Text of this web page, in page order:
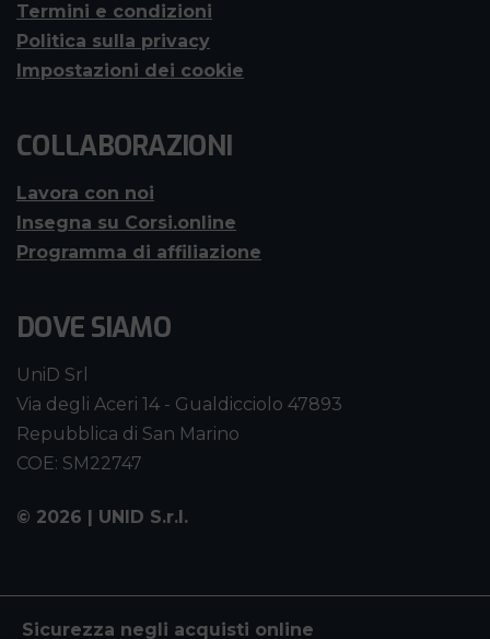
Termini e condizioni
Politica sulla privacy
Impostazioni dei cookie
COLLABORAZIONI
Lavora con noi
Insegna su Corsi.online
Programma di affiliazione
DOVE SIAMO
UniD Srl
Via degli Aceri 14 - Gualdicciolo 47893
Repubblica di San Marino
COE: SM22747
© 2026 | UNID S.r.l.
Sicurezza negli acquisti online